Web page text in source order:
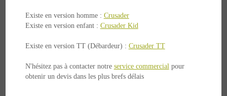
Existe en version homme : Crusader
Existe en version enfant : Crusader Kid
Existe en version TT (Débardeur) : Crusader TT
N'hésitez pas à contacter notre service commercialpour
obtenir un devis dans les plus brefs délais